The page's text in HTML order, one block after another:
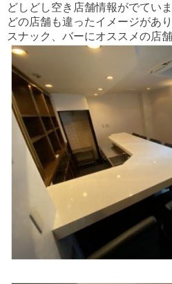
どしどし空き店舗情報がでていま
どの店舗も違ったイメージがあ
スナック、バーにオススメの店